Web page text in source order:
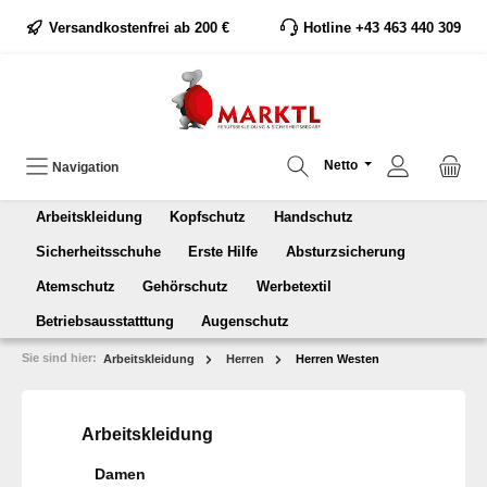
Versandkostenfrei ab 200 € Hotline +43 463 440 309
Navigation Netto
Arbeitskleidung Kopfschutz Handschutz
Sicherheitsschuhe Erste Hilfe Absturzsicherung
Atemschutz Gehörschutz Werbetextil
Betriebsausstatttung Augenschutz
Sie sind hier: Arbeitskleidung Herren Herren Westen
Arbeitskleidung
Damen